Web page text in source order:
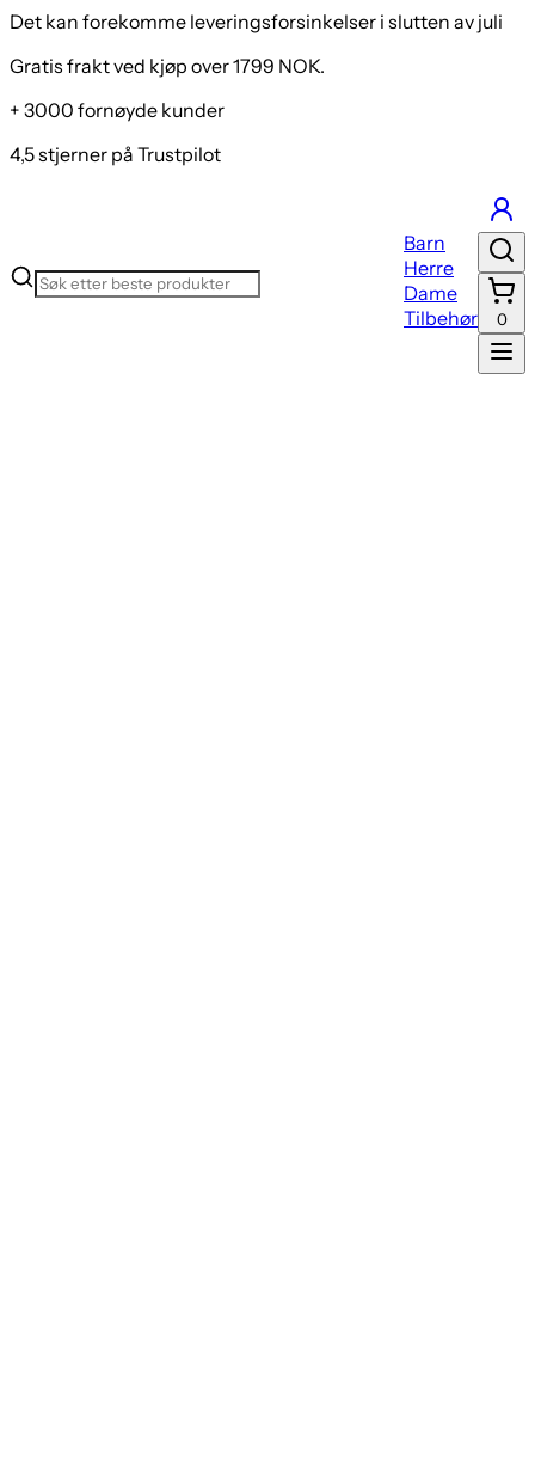
Det kan forekomme leveringsforsinkelser i slutten av juli
Gratis frakt ved kjøp over 1799 NOK.
+ 3000 fornøyde kunder
4,5 stjerner på Trustpilot
Barn
Herre
Dame
Tilbehør
0